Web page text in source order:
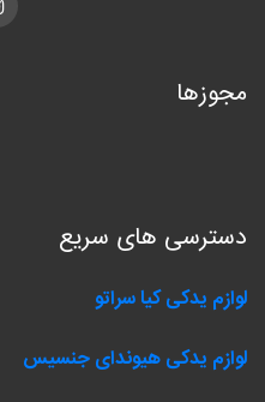
مجوزها
دسترسی های سریع
لوازم یدکی کیا سراتو
لوازم یدکی هیوندای جنسیس